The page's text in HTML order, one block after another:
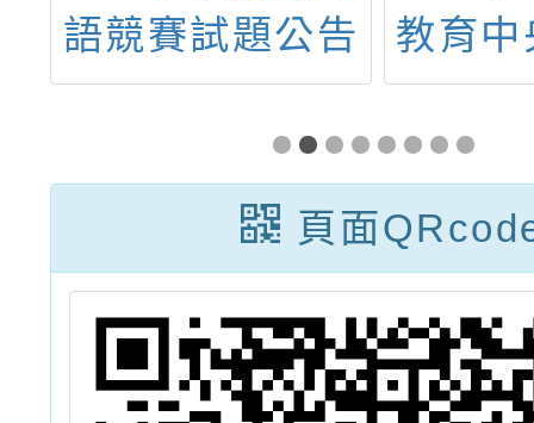
語競賽試題公告
教育
社會
頁面